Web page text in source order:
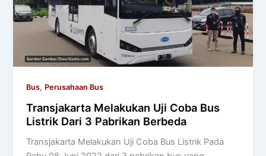
Bus, Perusahaan Bus
Transjakarta Melakukan Uji Coba Bus
Listrik Dari 3 Pabrikan Berbeda
Transjakarta Melakukan Uji Coba Bus Listrik Pada